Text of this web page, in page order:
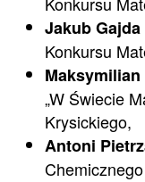
Jakub Gajda
Konkursu
„W Świecie
Krysickiego,
Antoni